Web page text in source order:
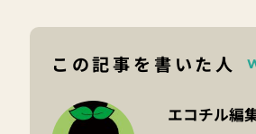
この記事を書いた人
エコチル編